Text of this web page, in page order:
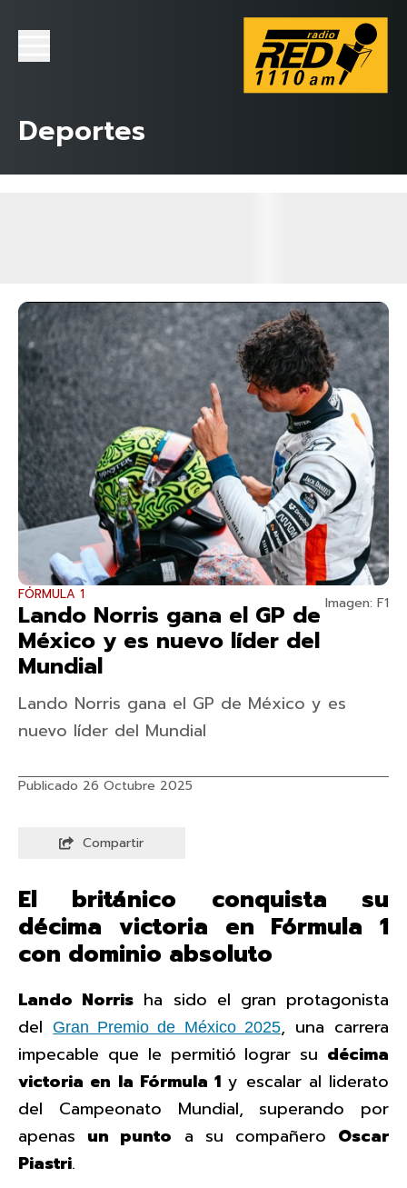
Deportes
Imagen: F1
FÓRMULA 1
Lando Norris gana el GP de
México y es nuevo líder del
Mundial
Lando Norris gana el GP de México y es
nuevo líder del Mundial
Publicado 26 Octubre 2025
Compartir
El británico conquista su
décima victoria en Fórmula 1
con dominio absoluto
Lando Norris ha sido el gran protagonista
delGran Premio de México 2025, una carrera
impecable que le permitió lograr su décima
victoria en la Fórmula 1 y escalar al liderato
del Campeonato Mundial, superando por
apenas un punto a su compañero Oscar
Piastri.